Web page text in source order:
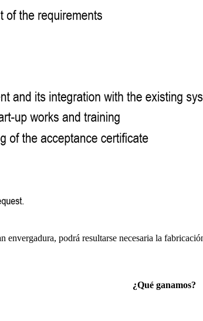
podrá resultarse necesaria la
¿Qué ganamos?